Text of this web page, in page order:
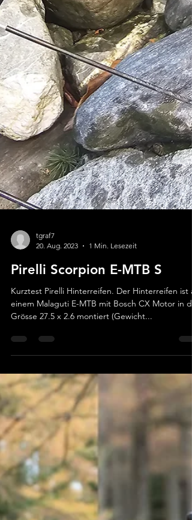
20. Aug. 2023
1 Min. Lesezeit
Pirelli Scorpion E-MTB S
Kurztest Pirelli Hinterreifen. Der Hinterreifen ist
Grösse 27.5 x 2.6 montiert (Gewicht...